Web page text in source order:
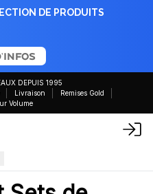
DE PRODUITS
DEPUIS 1995
Livraison
Remises Gold
Volume